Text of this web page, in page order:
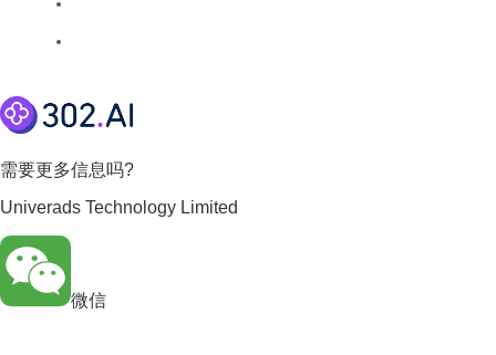
需要更多信息吗?
Univerads Technology Limited
微信